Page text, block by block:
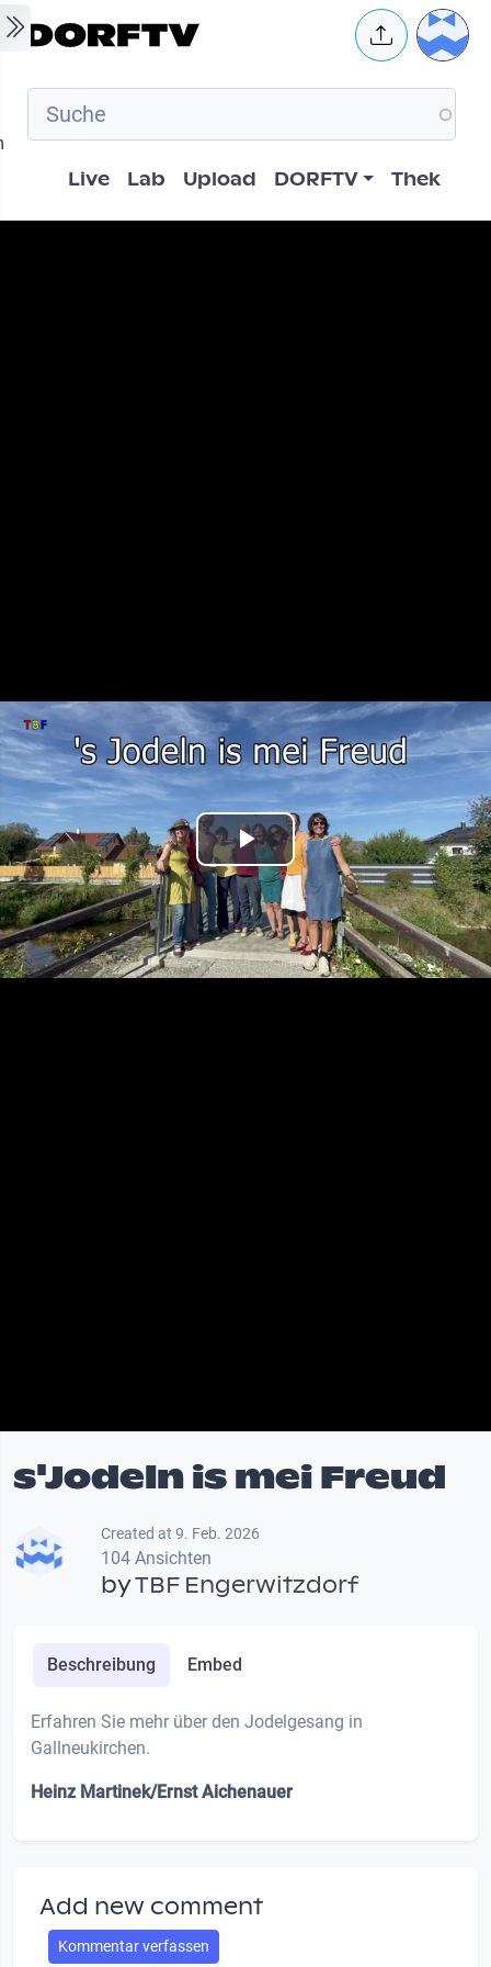
Skip to main content User
Hauptnavigation
Live Lab Upload DORFTV Thek
Play
Video
s'Jodeln is mei Freud
Created at 9. Feb. 2026
104 Ansichten
byTBF Engerwitzdorf
Beschreibung Embed
Erfahren Sie mehr über den Jodelgesang in
Gallneukirchen.
Heinz Martinek/Ernst Aichenauer
Add new comment
Kommentar verfassen